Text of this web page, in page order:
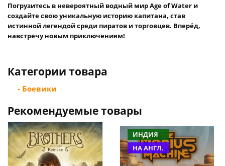
Погрузитесь в невероятный водный мир Age of Water и
создайте свою уникальную историю капитана, став
истинной легендой среди пиратов и торговцев. Вперёд,
навстречу новым приключениям!
Категории товара
- Боевики
Рекомендуемые товары
ИНДИЯ
НА АНГЛ.